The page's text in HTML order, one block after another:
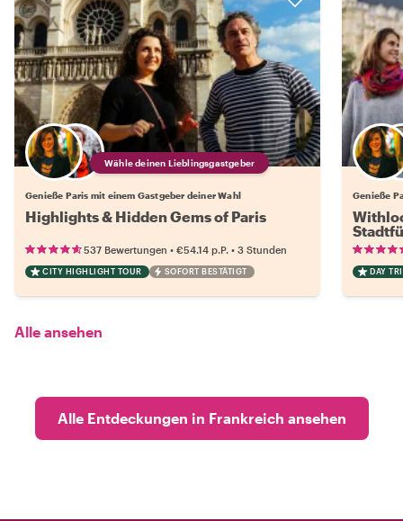
Wähle deinen Lieblingsgastgeber
Genieße Paris mit einem Gastgeber deiner Wahl
Highlights & Hidden Gems of Paris
537 Bewertungen • €54.14 p.P. • 3 Stunden
CITY HIGHLIGHT TOUR SOFORT BESTÄTIGT
Genieße
DAY
Alle ansehen
Alle Entdeckungen in Frankreich ansehen